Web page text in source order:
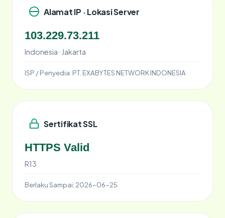
Alamat IP · Lokasi Server
103.229.73.211
Indonesia · Jakarta
ISP / Penyedia: PT. EXABYTES NETWORK INDONESIA
Sertifikat SSL
HTTPS Valid
R13
Berlaku Sampai: 2026-06-25